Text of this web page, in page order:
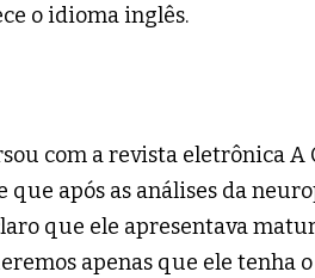
o idioma inglês.
com a revista eletrônica A
após as análises da
que ele apresentava
apenas que ele tenha